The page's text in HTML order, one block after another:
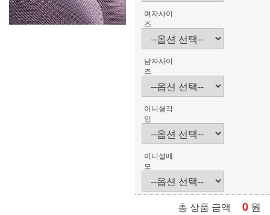
여자사이
즈
남자사이
즈
이니셜각
인
이니셜메
모
총 상품 금액 0 원